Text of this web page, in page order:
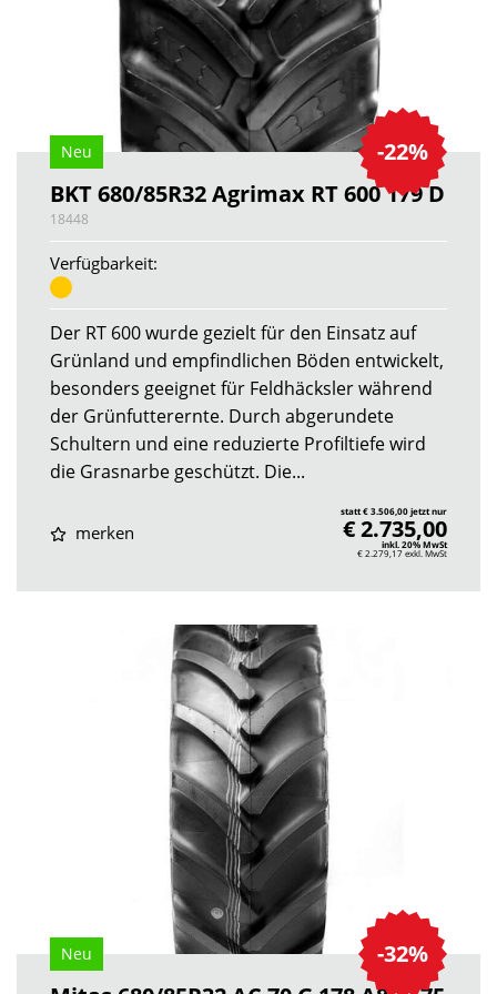
-22%
Neu
BKT 680/85R32 Agrimax RT 600 179 D
18448
Verfügbarkeit:
Der RT 600 wurde gezielt für den Einsatz auf
Grünland und empfindlichen Böden entwickelt,
besonders geeignet für Feldhäcksler während
der Grünfutterernte. Durch abgerundete
Schultern und eine reduzierte Profiltiefe wird
die Grasnarbe geschützt. Die...
merken
statt € 3.506,00 jetzt nur
€ 2.735,00
inkl. 20% MwSt
€ 2.279,17exkl. MwSt
-32%
Neu